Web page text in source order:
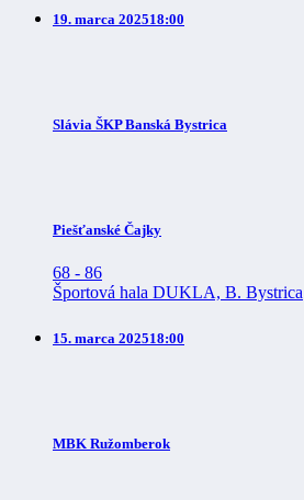
19. marca 202518:00
Slávia ŠKP Banská Bystrica
Piešťanské Čajky
68 - 86
Športová hala DUKLA, B. Bystrica
15. marca 202518:00
MBK Ružomberok